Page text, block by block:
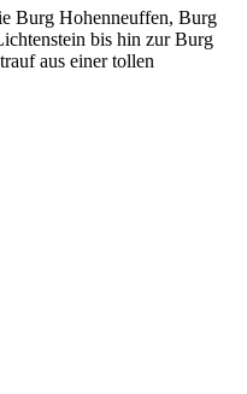
Burg Hohenneuffen, Burg
bis hin zur Burg
aus einer tollen